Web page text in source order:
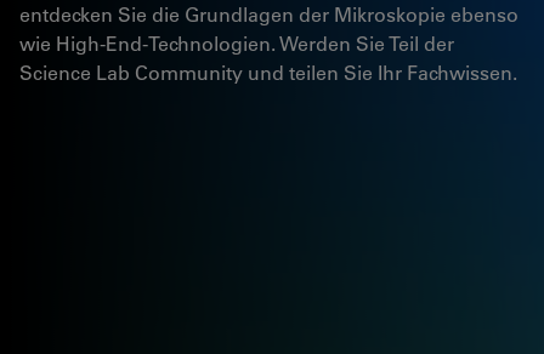
entdecken Sie die Grundlagen der Mikroskopie ebenso
wie High-End-Technologien. Werden Sie Teil der
Science Lab Community und teilen Sie Ihr Fachwissen.